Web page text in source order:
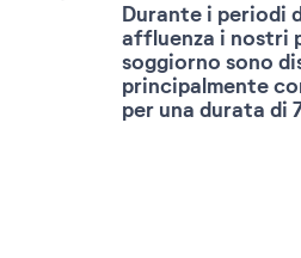
Durante i periodi
affluenza i nostri
soggiorno sono
principalmente
per una durata di